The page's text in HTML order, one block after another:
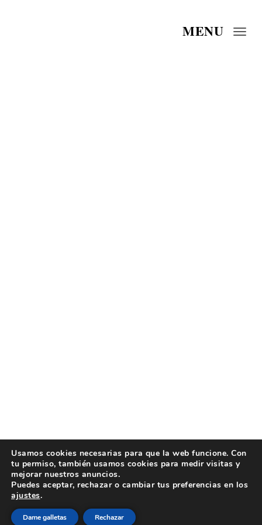
MENU
Usamos cookies necesarias para que la web funcione. Con
tu permiso, también usamos cookies para medir visitas y
mejorar nuestros anuncios.
Puedes aceptar, rechazar o cambiar tus preferencias en los
ajustes.
Dame galletas Rechazar